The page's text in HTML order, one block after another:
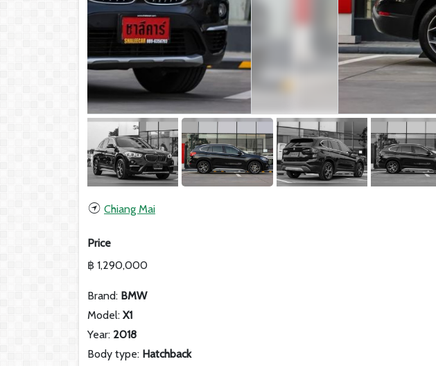
Chiang Mai
Price
฿ 1,290,000
Brand: BMW
Model: X1
Year: 2018
Body type: Hatchback